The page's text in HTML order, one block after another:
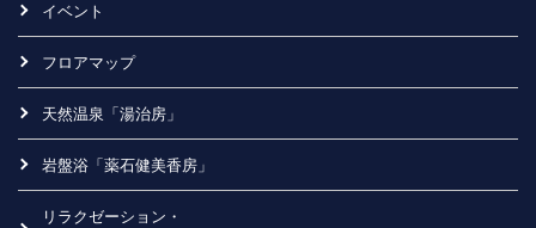
イベント
フロアマップ
天然温泉「湯治房」
岩盤浴「薬石健美香房」
リラクゼーション・